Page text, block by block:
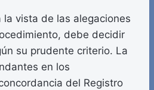
vista de las alegaciones
debe decidir
su prudente criterio. La
en los
del Registro